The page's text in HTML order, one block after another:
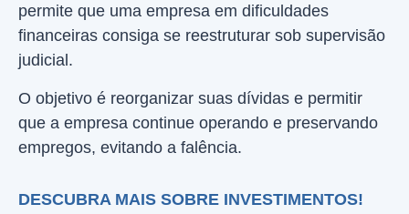
permite que uma empresa em dificuldades
financeiras consiga se reestruturar sob supervisão
judicial.
O objetivo é reorganizar suas dívidas e permitir
que a empresa continue operando e preservando
empregos, evitando a falência.
DESCUBRA MAIS SOBRE INVESTIMENTOS!